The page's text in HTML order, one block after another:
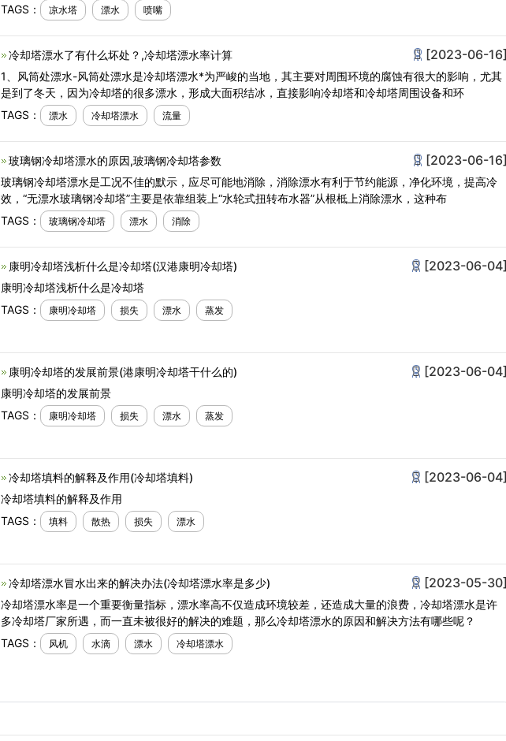
TAGS：
凉水塔 漂水 喷嘴
冷却塔漂水了有什么坏处？,冷却塔漂水率计算 [2023-06-16]
1、风筒处漂水-风筒处漂水是冷却塔漂水*为严峻的当地，其主要对周围环境的腐蚀有很大的影响，尤其
是到了冬天，因为冷却塔的很多漂水，形成大面积结冰，直接影响冷却塔和冷却塔周围设备和环
TAGS：
漂水 冷却塔漂水 流量
玻璃钢冷却塔漂水的原因,玻璃钢冷却塔参数 [2023-06-16]
玻璃钢冷却塔漂水是工况不佳的默示，应尽可能地消除，消除漂水有利于节约能源，净化环境，提高冷
效，“无漂水玻璃钢冷却塔”主要是依靠组装上“水轮式扭转布水器”从根柢上消除漂水，这种布
TAGS：
玻璃钢冷却塔 漂水 消除
康明冷却塔浅析什么是冷却塔(汉港康明冷却塔) [2023-06-04]
康明冷却塔浅析什么是冷却塔
TAGS：
康明冷却塔 损失 漂水 蒸发
康明冷却塔的发展前景(港康明冷却塔干什么的) [2023-06-04]
康明冷却塔的发展前景
TAGS：
康明冷却塔 损失 漂水 蒸发
冷却塔填料的解释及作用(冷却塔填料) [2023-06-04]
冷却塔填料的解释及作用
TAGS：
填料 散热 损失 漂水
冷却塔漂水冒水出来的解决办法(冷却塔漂水率是多少) [2023-05-30]
冷却塔漂水率是一个重要衡量指标，漂水率高不仅造成环境较差，还造成大量的浪费，冷却塔漂水是许
多冷却塔厂家所遇，而一直未被很好的解决的难题，那么冷却塔漂水的原因和解决方法有哪些呢？
TAGS：
风机 水滴 漂水 冷却塔漂水